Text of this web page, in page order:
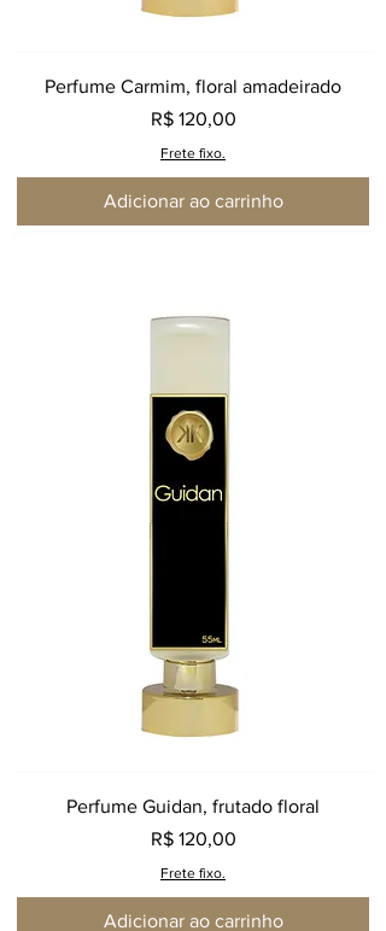
Perfume Carmim, floral amadeirado
Preço
R$ 120,00
Frete fixo.
Adicionar ao carrinho
Perfume Guidan, frutado floral
Preço
R$ 120,00
Frete fixo.
Adicionar ao carrinho